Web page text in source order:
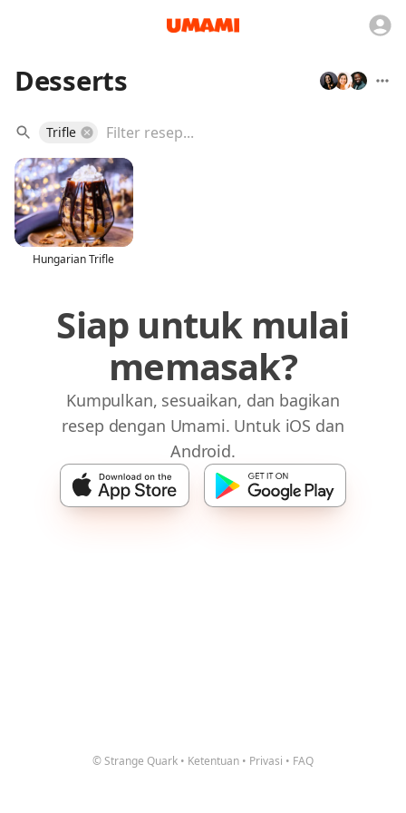
Desserts
Trifle
Hungarian Trifle
Siap untuk mulai
memasak?
Kumpulkan, sesuaikan, dan bagikan
resep dengan Umami. Untuk iOS dan
Android.
© Strange Quark • Ketentuan • Privasi • FAQ